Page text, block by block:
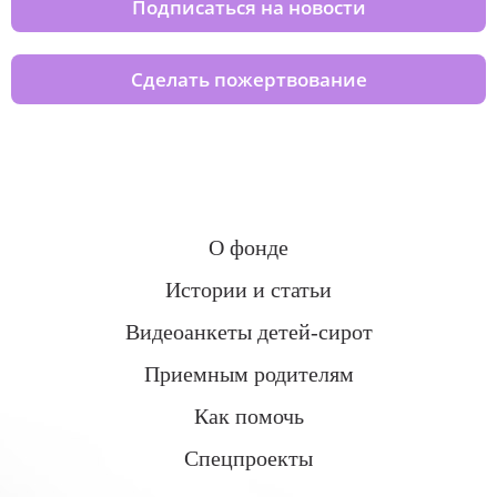
Подписаться на новости
Сделать пожертвование
О фонде
Истории и статьи
Видеоанкеты детей-сирот
Приемным родителям
Как помочь
Спецпроекты